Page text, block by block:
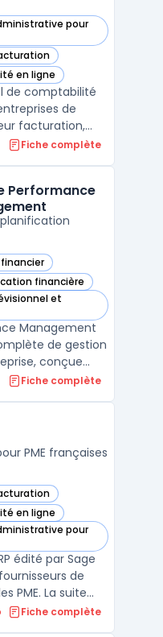
pour
catégorie
catégorie
en ligne
catégorie
de comptabilité
de
facturation,
reporting
et financières,
Fiche complète
Performance
planification
Management dans
financière
Management dans
et
Management dans
Management
de gestion
conçue
à améliorer leur
avancée, de
Fiche complète
PME françaises
catégorie
en ligne
catégorie
pour
édité par Sage
de
PME. La suite
la gestion
Fiche complète